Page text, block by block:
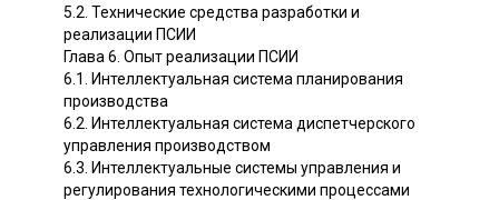
5.2. Технические средства разработки и
реализации ПСИИ
Глава 6. Опыт реализации ПСИИ
6.1. Интеллектуальная система планирования
производства
6.2. Интеллектуальная система диспетчерского
управления производством
6.3. Интеллектуальные системы управления и
регулирования технологическими процессами